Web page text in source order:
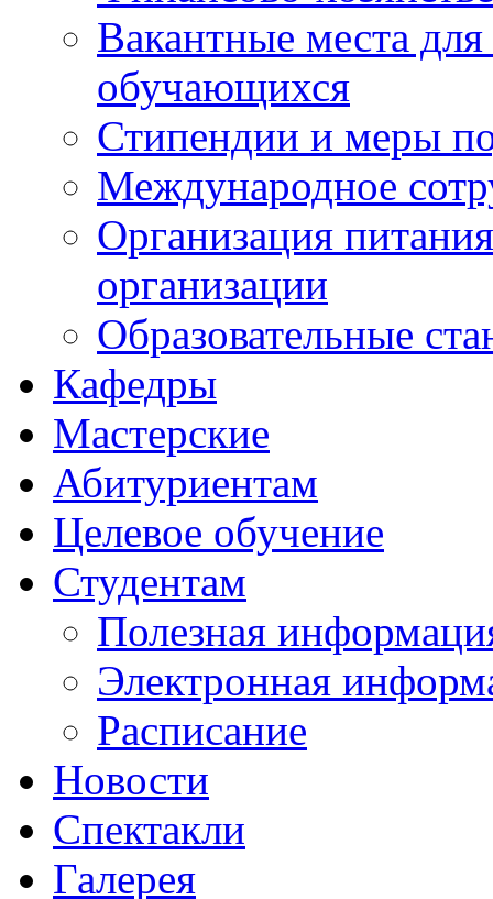
Вакантные места
обучающихся
Стипендии и меры
Международное
Организация
организации
Образовательные
Кафедры
Мастерские
Абитуриентам
Целевое обучение
Студентам
Полезная
Электронная
Расписание
Новости
Спектакли
Галерея